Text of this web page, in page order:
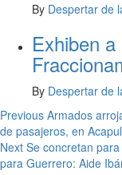
By Despertar de
Exhiben
By Despertar de
Post
navigation
Previous Armados
de pasajeros, en
Next Se concretan
para Guerrero: Aide